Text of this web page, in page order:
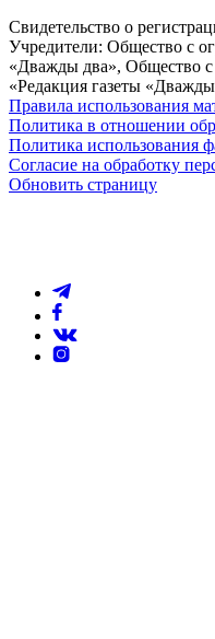
Свидетельство о
Учредители: Общество с
«Дважды два», Общество с
«Редакция газеты
Правила использования
Политика в отношении
Политика использования
Согласие на обработку
Обновить страницу